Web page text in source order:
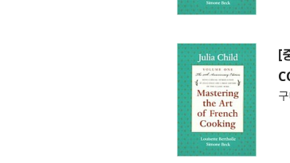
[